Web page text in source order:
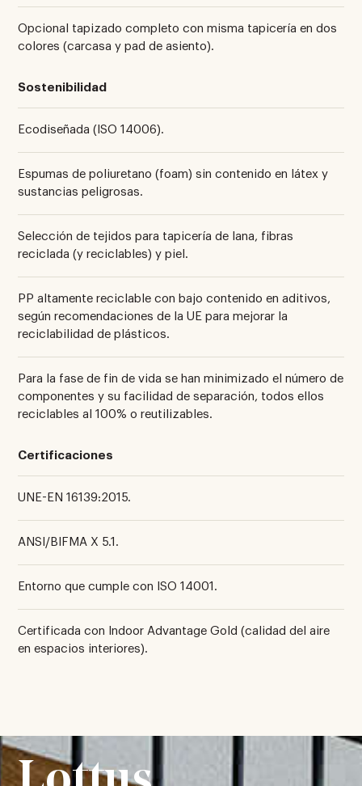
Opcional tapizado completo con misma tapicería en dos
colores (carcasa y pad de asiento).
Sostenibilidad
Ecodiseñada (ISO 14006).
Espumas de poliuretano (foam) sin contenido en látex y
sustancias peligrosas.
Selección de tejidos para tapicería de lana, fibras
reciclada (y reciclables) y piel.
PP altamente reciclable con bajo contenido en aditivos,
según recomendaciones de la UE para mejorar la
reciclabilidad de plásticos.
Para la fase de fin de vida se han minimizado el número de
componentes y su facilidad de separación, todos ellos
reciclables al 100% o reutilizables.
Certificaciones
UNE-EN 16139:2015.
ANSI/BIFMA X 5.1.
Entorno que cumple con ISO 14001.
Certificada con Indoor Advantage Gold (calidad del aire
en espacios interiores).